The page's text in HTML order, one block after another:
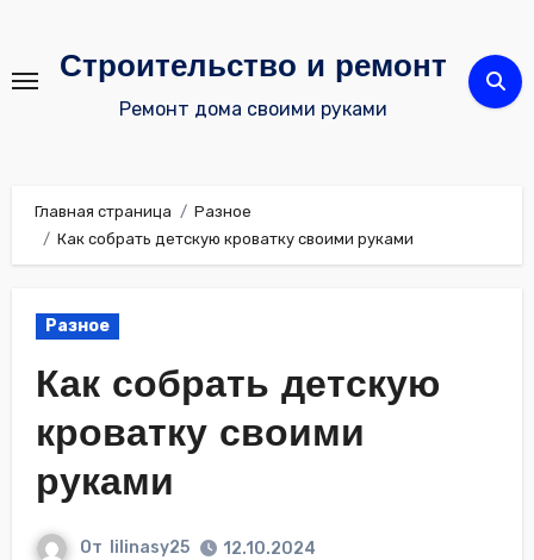
содержимому
Строительство и ремонт
Ремонт дома своими руками
Главная страница
Разное
Как собрать детскую кроватку своими руками
Разное
Как собрать детскую
кроватку своими
руками
От lilinasy25 12.10.2024